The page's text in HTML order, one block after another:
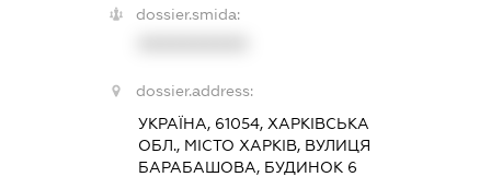
dossier.smida:
dossier.address:
УКРАЇНА, 61054, ХАРКІВСЬКА
ОБЛ., МІСТО ХАРКІВ, ВУЛИЦЯ
БАРАБАШОВА, БУДИНОК 6